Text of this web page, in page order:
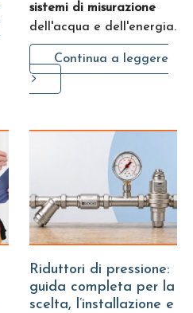
sistemi di misurazione
dell'acqua e dell'energia.
Continua a leggere
Riduttori di pressione:
guida completa per la
scelta, l’installazione e